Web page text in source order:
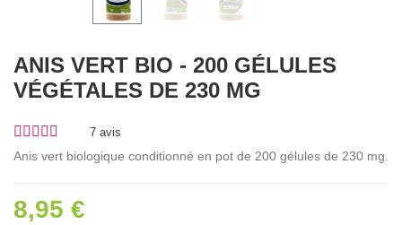
ANIS VERT BIO - 200 GÉLULES
VÉGÉTALES DE 230 MG
7 avis
Anis vert biologique conditionné en pot de 200 gélules de 230 mg.
8,95 €